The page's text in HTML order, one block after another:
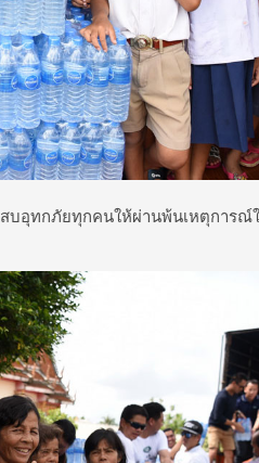
สบอุทกภัยทุกคนให้ผ่านพ้นเหตุการณ์